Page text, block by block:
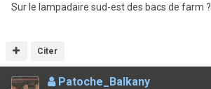
Sur le lampadaire sud-est des bacs de farm ?
Citer
Patoche_Balkany